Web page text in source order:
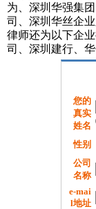
为、深圳华强集
司、深圳华丝企
律师还为以下企
司、深圳建行、
您的
真实
姓名
性别
公司
名称
e-mai
l地址